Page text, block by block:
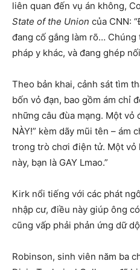
liên quan đến vụ án không,
State of the Union của CNN:
đang cố gắng làm rõ… Chúng
pháp y khác, và đang ghép
Theo bản khai, cảnh sát tìm
bốn vỏ đạn, bao gồm ám chỉ
những câu đùa mạng. Một vỏ
NÀY!” kèm dãy mũi tên – ám
trong trò chơi điện tử. Một vỏ
này, bạn là GAY Lmao.”
Kirk nổi tiếng với các phát
nhập cư, điều này giúp ông
cũng vấp phải phản ứng dữ
Robinson, sinh viên năm ba